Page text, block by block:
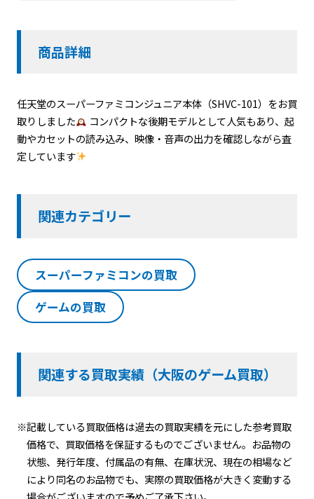
商品詳細
任天堂のスーパーファミコンジュニア本体（SHVC-101）をお買
取りしました
コンパクトな後期モデルとして人気もあり、起
動やカセットの読み込み、映像・音声の出力を確認しながら査
定しています
関連カテゴリー
スーパーファミコンの買取
ゲームの買取
関連する買取実績（大阪のゲーム買取）
※記載している買取価格は過去の買取実績を元にした参考買取
価格で、買取価格を保証するものでございません。お品物の
状態、発行年度、付属品の有無、在庫状況、現在の相場など
により同名のお品物でも、実際の買取価格が大きく変動する